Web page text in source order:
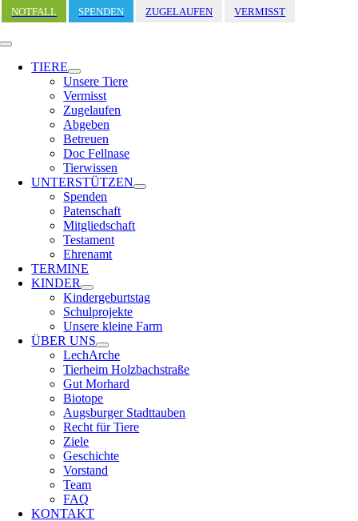
Zum
Inhalt
springen
NOTFALL SPENDEN ZUGELAUFEN VERMISST
Toggle
Navigation
TIERE
Unsere Tiere
Vermisst
Zugelaufen
Abgeben
Betreuen
Doc Fellnase
Tierwissen
UNTERSTÜTZEN
Spenden
Patenschaft
Mitgliedschaft
Testament
Ehrenamt
TERMINE
KINDER
Kindergeburtstag
Schulprojekte
Unsere kleine Farm
ÜBER UNS
LechArche
Tierheim Holzbachstraße
Gut Morhard
Biotope
Augsburger Stadttauben
Recht für Tiere
Ziele
Geschichte
Vorstand
Team
FAQ
KONTAKT